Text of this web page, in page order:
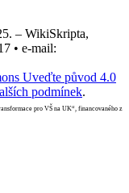
– WikiSkripta,
• e-mail:
Uveďte původ 4.0
podmínek.
pro VŠ na UK“, financovaného z